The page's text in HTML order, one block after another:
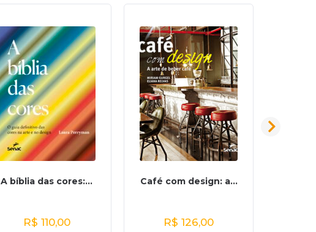
A bíblia das cores:...
R$ 110,00
Café com design: a...
R$ 126,00